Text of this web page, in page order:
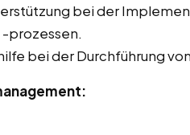
bei der
-prozessen.
bei der Durchführung